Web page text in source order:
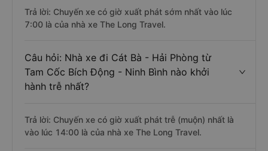
Trả lời: Chuyến xe có giờ xuất phát sớm nhất vào lúc
7:00 là của nhà xe The Long Travel.
Câu hỏi: Nhà xe đi Cát Bà - Hải Phòng từ
Tam Cốc Bích Động - Ninh Bình nào khởi
hành trễ nhất?
Trả lời: Chuyến xe có giờ xuất phát trễ (muộn) nhất là
vào lúc 14:00 là của nhà xe The Long Travel.